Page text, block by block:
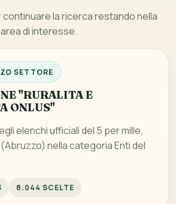
continuare la ricerca restando nella
di interesse.
SETTORE
"RURALITA E
ONLUS"
elenchi ufficiali del 5 per mille,
nella categoria Enti del
8.044 SCELTE